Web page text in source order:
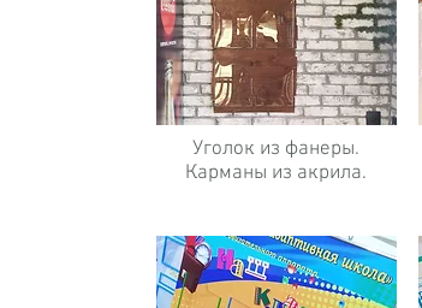
Уголок из фанеры.
Карманы из акрила.